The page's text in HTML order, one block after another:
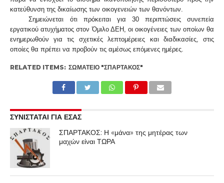
κατεύθυνση της δικαίωσης των οικογενειών των θανόντων.
Σημειώνεται ότι πρόκειται για30 περιπτώσεις συνεπεία
εργατικού ατυχήματος στον Όμιλο ΔΕΗ , οι οικογένειες των οποίων θα
ενημερωθούν για τις σχετικές λεπτομέρειες και διαδικασίες, στις
οποίες θα πρέπει να προβούν τις αμέσως επόμενες ημέρες.
RELATED ITEMS: ΣΩΜΑΤΕΊΟ "ΣΠΑΡΤΑΚΟΣ"
ΣΥΝΙΣΤΑΤΑΙ ΓΙΑ ΕΣΑΣ
ΣΠΑΡΤΑΚΟΣ: Η «μάνα» της μητέρας των
μαχών είναι ΤΩΡΑ